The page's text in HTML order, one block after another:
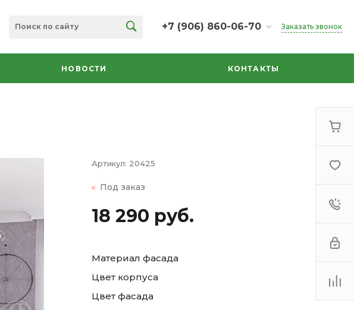
+7 (906) 860-06-70
+7 (906) 860-06-70
г. Челябинск, ТК Кольцо,
секция 35
Заказать звонок
НОВОСТИ КОНТАКТЫ
Артикул: 20425
Под заказ
18 290 руб.
Материал фасада
Цвет корпуса
Цвет фасада